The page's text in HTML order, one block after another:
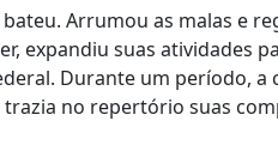
Arrumou as malas e
expandiu suas atividades
Durante um período, a
trazia no repertório suas